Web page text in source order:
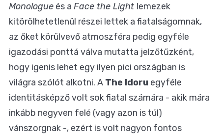
Monologue és a Face the Light lemezek
kitörölhetetlenül részei lettek a fiatalságomnak,
az őket körülvevő atmoszféra pedig egyféle
igazodási ponttá válva mutatta jelzőtűzként,
hogy igenis lehet egy ilyen pici országban is
világra szólót alkotni. A The Idoru egyféle
identitásképző volt sok fiatal számára - akik mára
inkább negyven felé (vagy azon is túl)
vánszorgnak -, ezért is volt nagyon fontos